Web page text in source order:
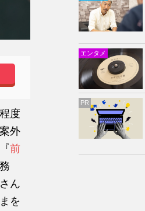
度
外
前
ん
を
エンタメ
PR